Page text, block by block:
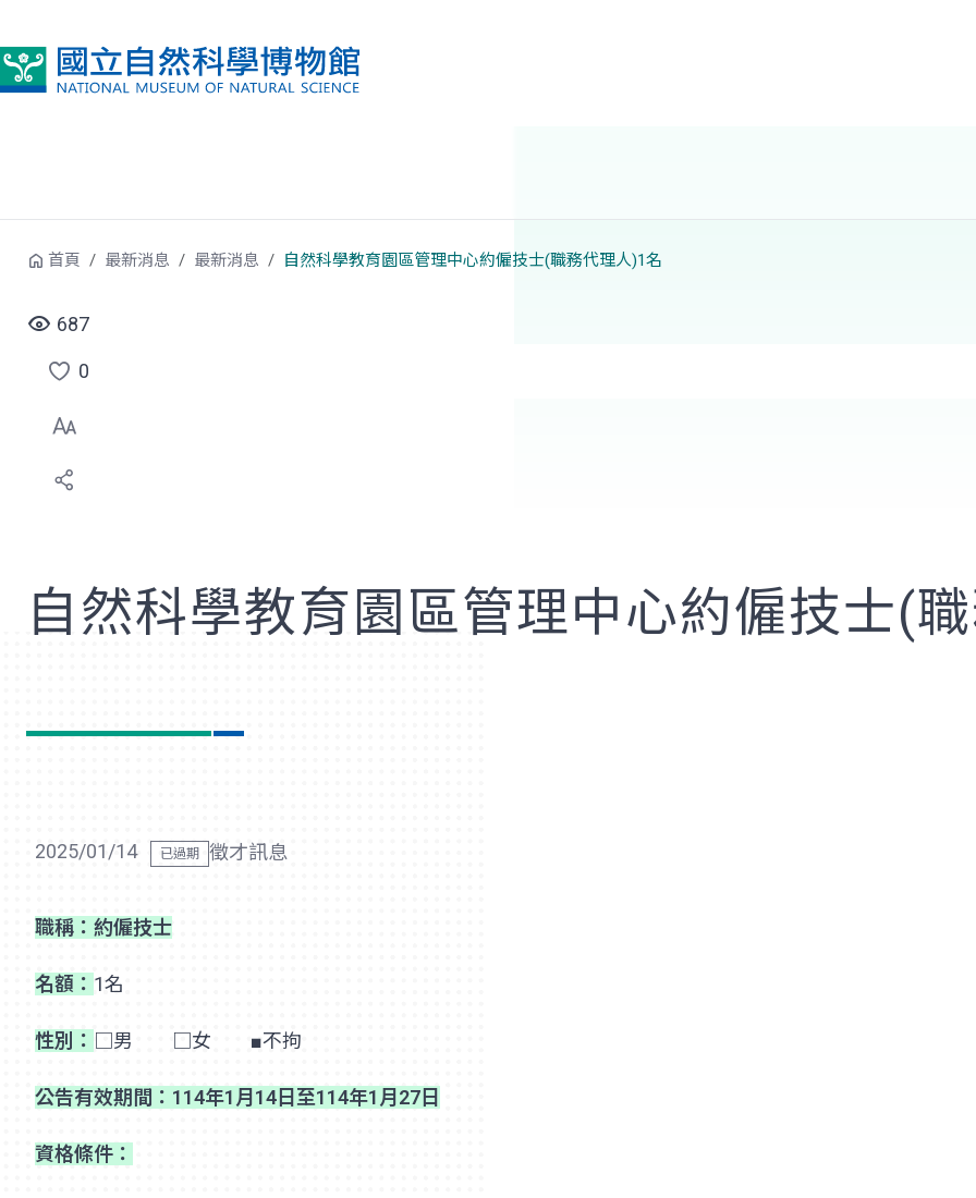
首頁 最新消息 最新消息 自然科學教育園區管理中心約僱技士(職務代理人)1名
687
點
選
喜
0
自然科學教育園區管理中心約僱技士(
2025/01/14 徵才訊息
職稱：約僱技士
名額： 1名
性別： □男 □女 ■不拘
公告有效期間：114年1月14日至114年1月27日
資格條件：